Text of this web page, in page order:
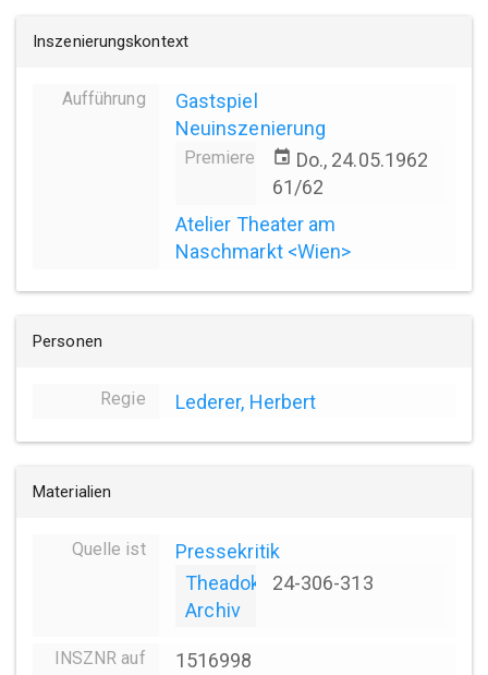
Inszenierungskontext
Aufführung
Gastspiel
Neuinszenierung
Premiere event Do., 24.05.1962
61/62
Atelier Theater am
Naschmarkt <Wien>
Personen
Regie Lederer, Herbert
Materialien
Quelle ist
Pressekritik
Theadok
Archiv
24-306-313
INSZNR auf
1516998